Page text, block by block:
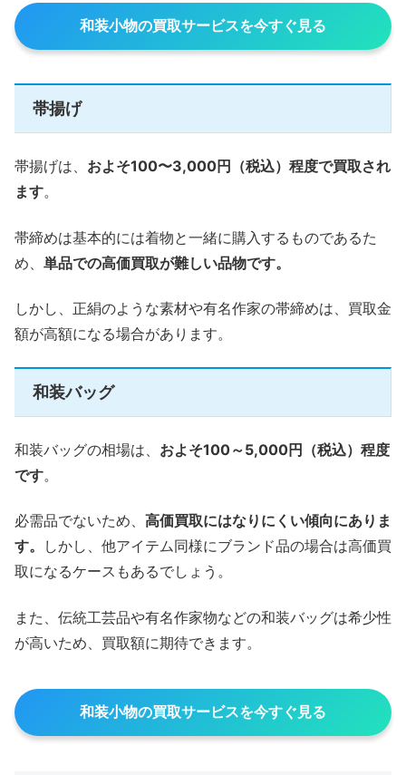
和装小物の買取サービスを今すぐ見る
帯揚げ
帯揚げは、 およそ100〜3,000円（税込）程度で買取され
ます。
帯締めは基本的には着物と一緒に購入するものであるた
め、 単品での高価買取が難しい品物です。
しかし、正絹のような素材や有名作家の帯締めは、買取金
額が高額になる場合があります。
和装バッグ
和装バッグの相場は、 およそ100～5,000円（税込）程度
です。
必需品でないため、 高価買取にはなりにくい傾向にありま
す。
しかし、他アイテム同様にブランド品の場合は高価買
取になるケースもあるでしょう。
また、伝統工芸品や有名作家物などの和装バッグは希少性
が高いため、買取額に期待できます。
和装小物の買取サービスを今すぐ見る